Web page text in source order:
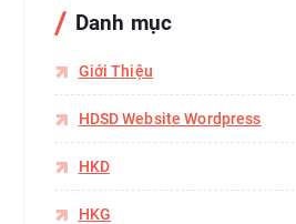
Danh mục
Giới Thiệu
HDSD Website Wordpress
HKD
HKG